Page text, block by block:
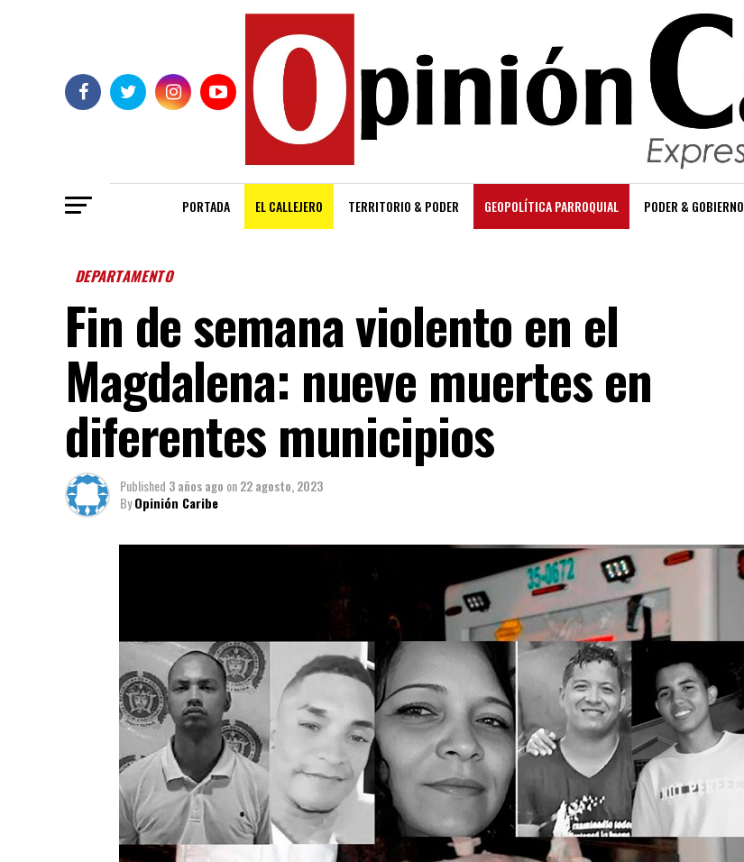
PORTADA EL CALLEJERO TERRITORIO & PODER GEOPOLÍTICA PARROQUIAL PODER & GOBIERNO
DEPARTAMENTO
Fin de semana violento en el
Magdalena: nueve muertes en
diferentes municipios
Published 3 años ago on22 agosto, 2023
ByOpinión Caribe